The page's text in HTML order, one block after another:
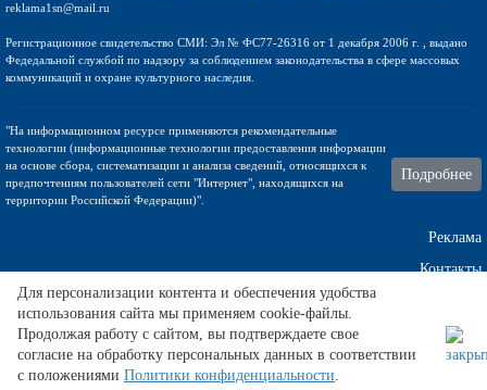
reklama1sn@mail.ru
Регистрационное свидетельство СМИ: Эл № ФС77-26316 от 1 декабря 2006 г. , выдано
Федедальной службой по надзору за соблюдением законодательства в сфере массовых
коммуникаций и охране культурного наследия.
"На информационном ресурсе применяются рекомендательные
технологии (информационные технологии предоставления информации
на основе сбора, систематизации и анализа сведений, относящихся к
предпочтениям пользователей сети "Интернет", находящихся на
территории Российской Федерации)".
Подробнее
Реклама
Контакты
Техническа поддержка
Для персонализации контента и обеспечения удобства
использования сайта мы применяем cookie-файлы.
Продолжая работу с сайтом, вы подтверждаете свое
согласие на обработку персональных данных в соответствии
с положениями Политики конфиденциальности.